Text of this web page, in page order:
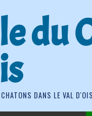
du
DANS LE VAL